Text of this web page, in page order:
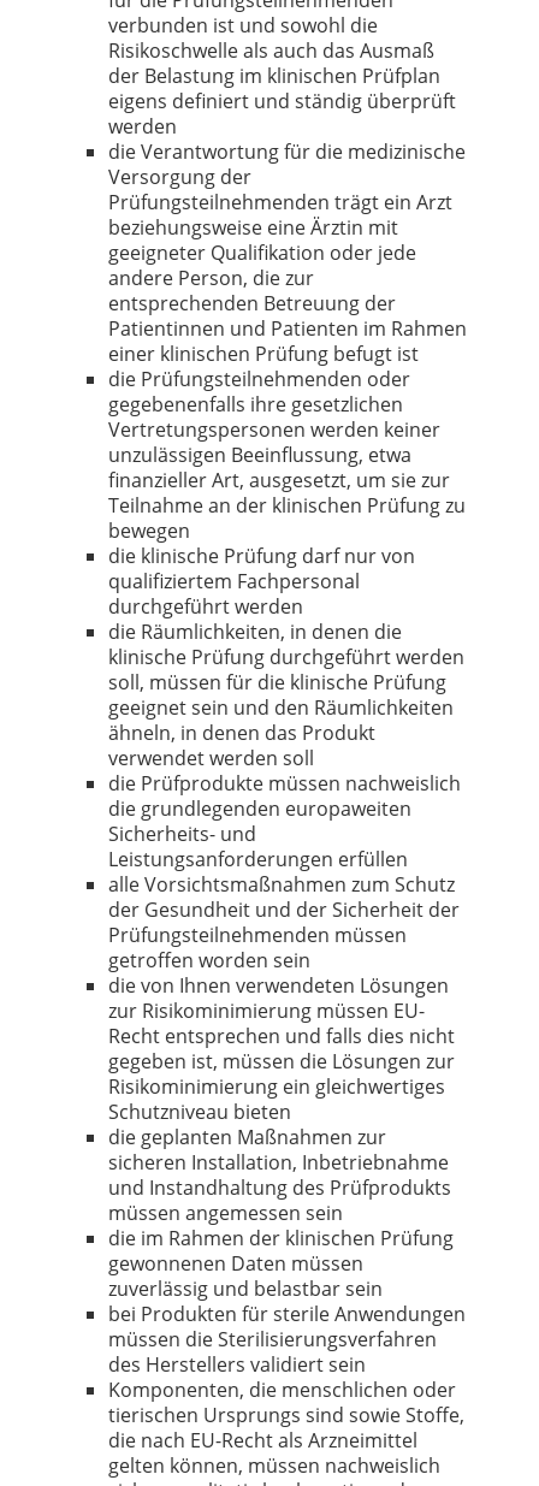
verbunden ist und sowohl die
Risikoschwelle als auch das Ausmaß
der Belastung im klinischen Prüfplan
eigens definiert und ständig überprüft
werden
die Verantwortung für die medizinische
Versorgung der
Prüfungsteilnehmenden trägt ein Arzt
beziehungsweise eine Ärztin mit
geeigneter Qualifikation oder jede
andere Person, die zur
entsprechenden Betreuung der
Patientinnen und Patienten im Rahmen
einer klinischen Prüfung befugt ist
die Prüfungsteilnehmenden oder
gegebenenfalls ihre gesetzlichen
Vertretungspersonen werden keiner
unzulässigen Beeinflussung, etwa
finanzieller Art, ausgesetzt, um sie zur
Teilnahme an der klinischen Prüfung zu
bewegen
die klinische Prüfung darf nur von
qualifiziertem Fachpersonal
durchgeführt werden
die Räumlichkeiten, in denen die
klinische Prüfung durchgeführt werden
soll, müssen für die klinische Prüfung
geeignet sein und den Räumlichkeiten
ähneln, in denen das Produkt
verwendet werden soll
die Prüfprodukte müssen nachweislich
die grundlegenden europaweiten
Sicherheits- und
Leistungsanforderungen erfüllen
alle Vorsichtsmaßnahmen zum Schutz
der Gesundheit und der Sicherheit der
Prüfungsteilnehmenden müssen
getroffen worden sein
die von Ihnen verwendeten Lösungen
zur Risikominimierung müssen EU-
Recht entsprechen und falls dies nicht
gegeben ist, müssen die Lösungen zur
Risikominimierung ein gleichwertiges
Schutzniveau bieten
die geplanten Maßnahmen zur
sicheren Installation, Inbetriebnahme
und Instandhaltung des Prüfprodukts
müssen angemessen sein
die im Rahmen der klinischen Prüfung
gewonnenen Daten müssen
zuverlässig und belastbar sein
bei Produkten für sterile Anwendungen
müssen die Sterilisierungsverfahren
des Herstellers validiert sein
Komponenten, die menschlichen oder
tierischen Ursprungs sind sowie Stoffe,
die nach EU-Recht als Arzneimittel
gelten können, müssen nachweislich